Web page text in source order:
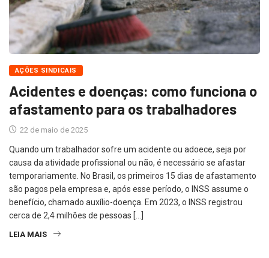
AÇÕES SINDICAIS
Acidentes e doenças: como funciona o
afastamento para os trabalhadores
22 de maio de 2025
Quando um trabalhador sofre um acidente ou adoece, seja por
causa da atividade profissional ou não, é necessário se afastar
temporariamente. No Brasil, os primeiros 15 dias de afastamento
são pagos pela empresa e, após esse período, o INSS assume o
benefício, chamado auxílio-doença. Em 2023, o INSS registrou
cerca de 2,4 milhões de pessoas […]
LEIA MAIS